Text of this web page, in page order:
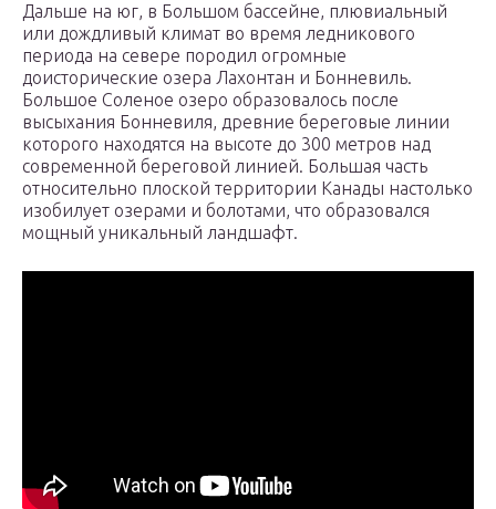
Дальше на юг, в Большом бассейне, плювиальный
или дождливый климат во время ледникового
периода на севере породил огромные
доисторические озера Лахонтан и Бонневиль.
Большое Соленое озеро образовалось после
высыхания Бонневиля, древние береговые линии
которого находятся на высоте до 300 метров над
современной береговой линией. Большая часть
относительно плоской территории Канады настолько
изобилует озерами и болотами, что образовался
мощный уникальный ландшафт.